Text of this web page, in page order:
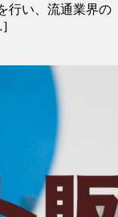
行い、流通業界の